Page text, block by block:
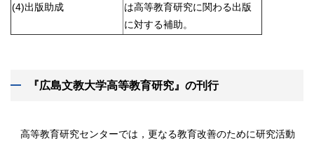
(4)出版助成
は高等教育研究に関わる出版
に対する補助。
『広島文教大学高等教育研究』の刊行
高等教育研究センターでは，更なる教育改善のために研究活動